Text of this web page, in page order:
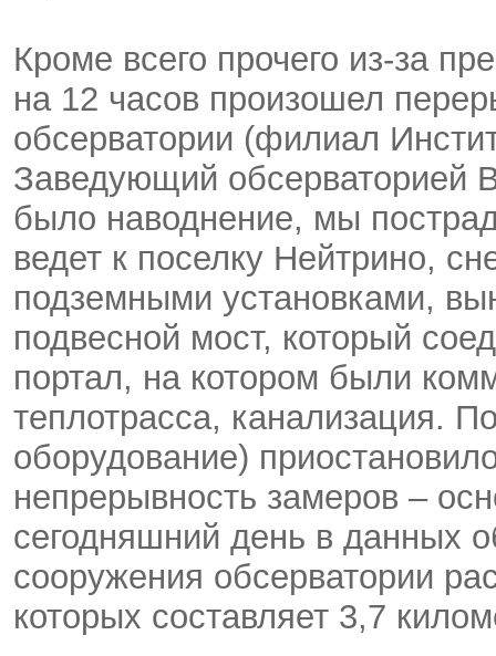
Кроме всего прочего из-за
на 12 часов произошел
обсерватории (филиал
Заведующий обсерваторией
было наводнение, мы
ведет к поселку Нейтрино,
подземными установками,
подвесной мост, который
портал, на котором были
теплотрасса, канализация.
оборудование)
непрерывность замеров –
сегодняшний день в данных
сооружения обсерватории
которых составляет 3,7